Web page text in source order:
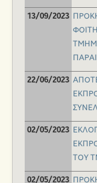
13/09/2023
22/06/2023
02/05/2023
ΤΟΥ
02/05/2023